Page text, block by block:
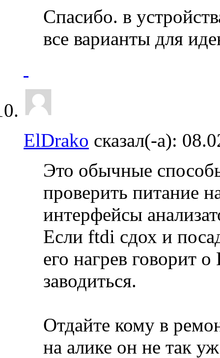
Спасибо. в
все варианты для
ElDrako сказал(-а):
Это обычные
проверить питание
интерфейсы
Если ftdi сдох и
его нагрев говорит
заводиться.
Отдайте кому в
на алике он не так